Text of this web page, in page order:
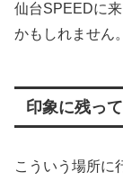
仙台SPEEDに
かもしれません。
印象に残っ
こういう場所に